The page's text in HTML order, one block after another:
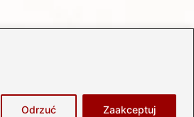
Odrzuć Zaakceptuj